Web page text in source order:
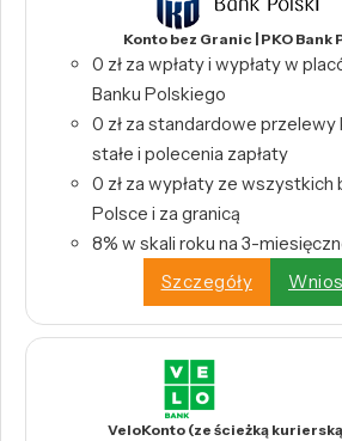
Konto bez Granic | PKO Bank
0 zł za wpłaty i wypłaty w
Banku Polskiego
0 zł za standardowe przelewy
stałe i polecenia zapłaty
0 zł za wypłaty ze
Polsce i za granicą
8% w skali roku na 3-
Szczegóły
VeloKonto (ze ścieżką